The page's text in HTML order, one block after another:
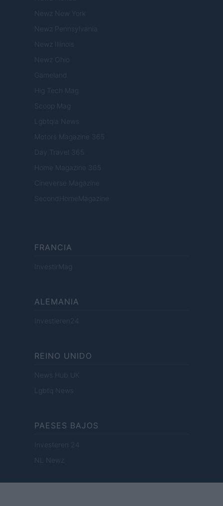
Newz New York
Newz Pennsylvania
Newz Illinois
Newz Ohio
Gameland
Hig Tech Mag
Scoop Mag
Lgbtqia News
Motors Magazine 365
Day Travel 365
Home Magazine 365
Cineverse Magazine
SecondHomeMagazine
FRANCIA
InvestirMag
ALEMANIA
Investieren24
REINO UNIDO
News Hub UK
Lgbtq News
PAESES BAJOS
Investeren 24
NL Newz